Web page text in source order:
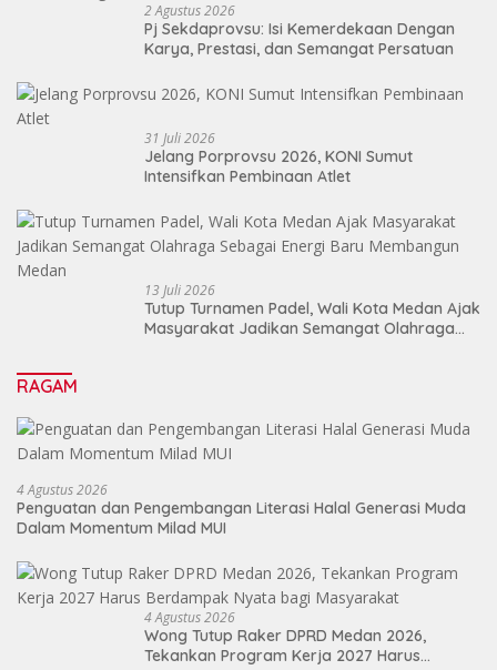
2 Agustus 2026
Pj Sekdaprovsu: Isi Kemerdekaan Dengan
Karya, Prestasi, dan Semangat Persatuan
31 Juli 2026
Jelang Porprovsu 2026, KONI Sumut
Intensifkan Pembinaan Atlet
13 Juli 2026
Tutup Turnamen Padel, Wali Kota Medan Ajak
Masyarakat Jadikan Semangat Olahraga
RAGAM
4 Agustus 2026
Penguatan dan Pengembangan Literasi Halal Generasi Muda
Dalam Momentum Milad MUI
4 Agustus 2026
Wong Tutup Raker DPRD Medan 2026,
Tekankan Program Kerja 2027 Harus